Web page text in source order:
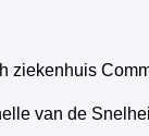
ziekenhuis
van de